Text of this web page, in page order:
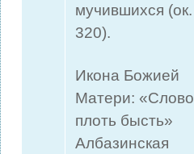
мучившихся (ок.
320).
Икона Божией
Матери: «Слово
плоть бысть»
Албазинская